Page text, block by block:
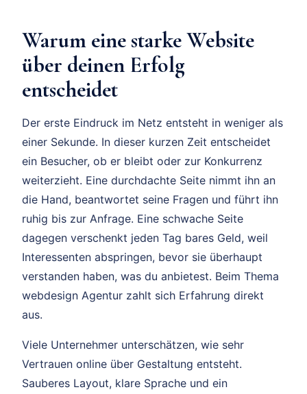
Warum eine starke Website
über deinen Erfolg
entscheidet
Der erste Eindruck im Netz entsteht in weniger als
einer Sekunde. In dieser kurzen Zeit entscheidet
ein Besucher, ob er bleibt oder zur Konkurrenz
weiterzieht. Eine durchdachte Seite nimmt ihn an
die Hand, beantwortet seine Fragen und führt ihn
ruhig bis zur Anfrage. Eine schwache Seite
dagegen verschenkt jeden Tag bares Geld, weil
Interessenten abspringen, bevor sie überhaupt
verstanden haben, was du anbietest. Beim Thema
webdesign Agentur zahlt sich Erfahrung direkt
aus.
Viele Unternehmer unterschätzen, wie sehr
Vertrauen online über Gestaltung entsteht.
Sauberes Layout, klare Sprache und ein